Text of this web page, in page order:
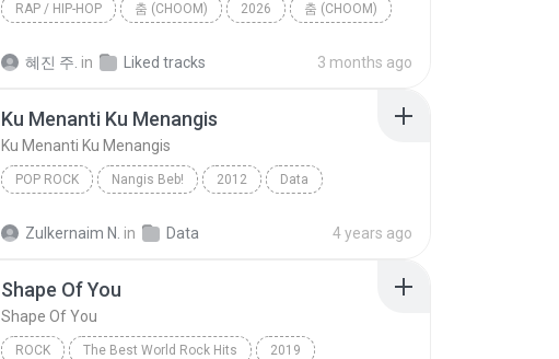
RAP / HIP-HOP 춤 (CHOOM) 2026 춤 (CHOOM)
혜진 주. in Liked tracks 3 months ago
Ku Menanti Ku Menangis
Ku Menanti Ku Menangis
POP ROCK Nangis Beb! 2012 Data
Zulkernaim N. in Data 4 years ago
Shape Of You
Shape Of You
ROCK The Best World Rock Hits 2019